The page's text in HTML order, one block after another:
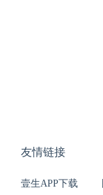
友情链接
壹生APP下载